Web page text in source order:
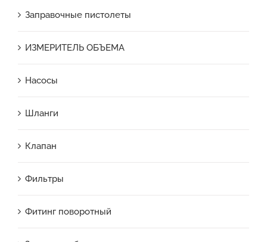
Заправочные пистолеты
ИЗМЕРИТЕЛЬ ОБЪЕМА
Насосы
Шланги
Клапан
Фильтры
Фитинг поворотный